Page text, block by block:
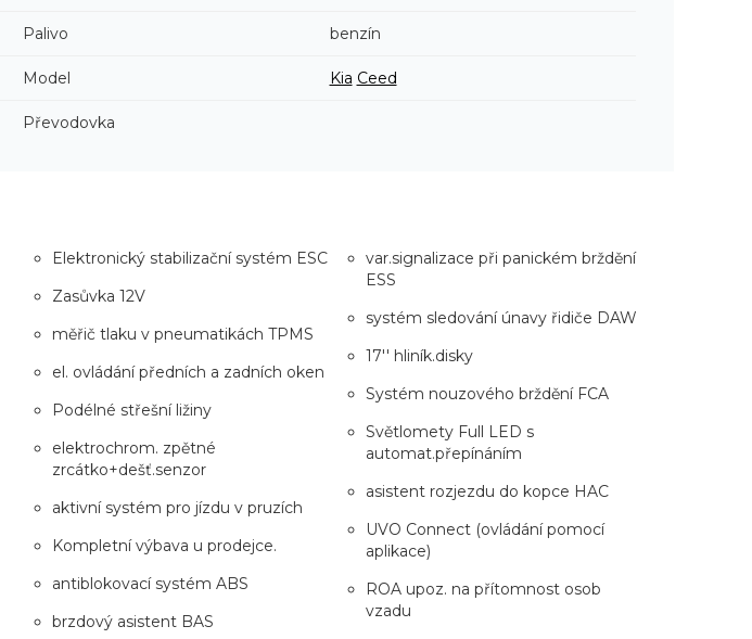
Palivo benzín
Model Kia Ceed
Převodovka
Elektronický stabilizační systém ESC
Zasůvka 12V
měřič tlaku v pneumatikách TPMS
el. ovládání předních a zadních oken
Podélné střešní ližiny
elektrochrom. zpětné
zrcátko+dešť.senzor
aktivní systém pro jízdu v pruzích
Kompletní výbava u prodejce.
antiblokovací systém ABS
brzdový asistent BAS
var.signalizace při panickém brždění
ESS
systém sledování únavy řidiče DAW
17'' hliník.disky
Systém nouzového brždění FCA
Světlomety Full LED s
automat.přepínáním
asistent rozjezdu do kopce HAC
UVO Connect (ovládání pomocí
aplikace)
ROA upoz. na přítomnost osob
vzadu